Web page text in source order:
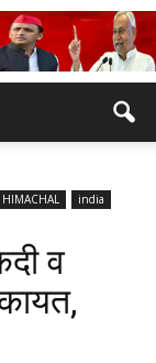
HIMACHAL
india
व